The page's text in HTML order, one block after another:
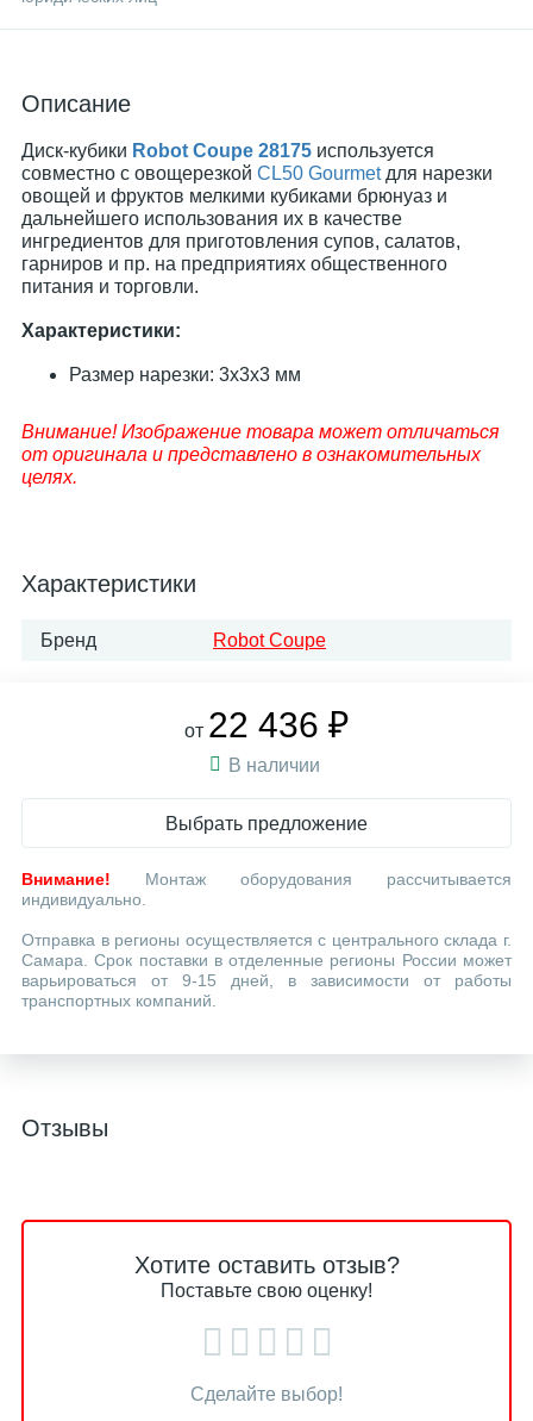
Описание
Диск-кубики​ Robot Coupe 28175 используется
совместно с овощерезкой CL50 Gourmetдля нарезки
овощей и фруктов мелкими кубиками брюнуаз и
дальнейшего использования их в качестве
ингредиентов для приготовления супов, салатов,
гарниров и пр. на предприятиях общественного
питания и торговли.
Характеристики:
Размер нарезки: 3х3х3 мм
Внимание! Изображение товара может отличаться
от оригинала и представлено в ознакомительных
целях.
Характеристики
Бренд Robot Coupe
от 22 436 ₽
В наличии
Выбрать предложение
Внимание! Монтаж оборудования рассчитывается
индивидуально.
Отправка в регионы осуществляется с центрального склада г.
Самара. Срок поставки в отделенные регионы России может
варьироваться от 9-15 дней, в зависимости от работы
транспортных компаний.
Отзывы
Хотите оставить отзыв?
Поставьте свою оценку!
Сделайте выбор!